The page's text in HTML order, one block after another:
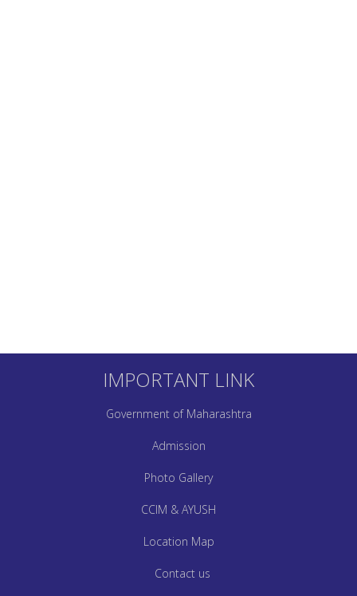
IMPORTANT LINK
Government of Maharashtra
Admission
Photo Gallery
CCIM & AYUSH
Location Map
Contact us